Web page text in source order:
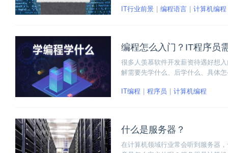
IT行业前景
编程语言 计算机编程
编程怎么入门？IT程序员
很多人羡慕软件开发薪资待遇好想
解需要先学什么、后学什么、具体
IT编程
程序员 计算机编程
什么是服务器？
在计算机领域行业常会听到服务器